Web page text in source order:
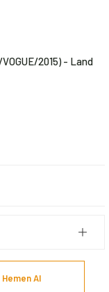
2015) - Land
Hemen Al